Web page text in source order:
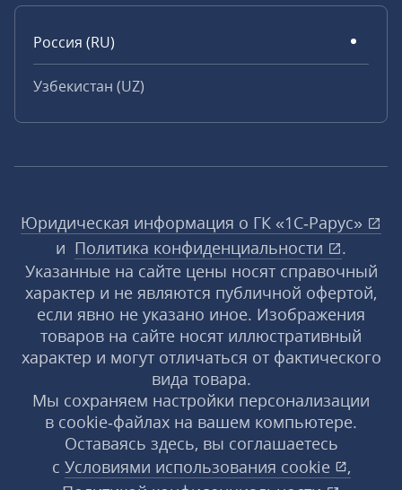
Россия (RU)
Узбекистан (UZ)
Юридическая информация о ГК «1С‑Рарус»
и Политика конфиденциальности
.
Указанные на сайте цены носят справочный
характер и не являются публичной офертой,
если явно не указано иное. Изображения
товаров на сайте носят иллюстративный
характер и могут отличаться от фактического
вида товара.
Мы сохраняем настройки персонализации
в cookie‑файлах на вашем компьютере.
Оставаясь здесь, вы соглашаетесь
с Условиями использования cookie
,